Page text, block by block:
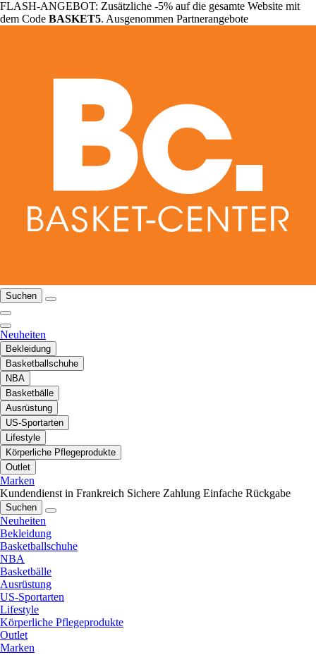
FLASH-ANGEBOT: Zusätzliche -5% auf die gesamte Website mit
dem Code BASKET5. Ausgenommen Partnerangebote
Suchen
Neuheiten
Bekleidung
Basketballschuhe
NBA
Basketbälle
Ausrüstung
US-Sportarten
Lifestyle
Körperliche Pflegeprodukte
Outlet
Marken
Kundendienst in Frankreich Sichere Zahlung Einfache Rückgabe
Suchen
Neuheiten
Bekleidung
Basketballschuhe
NBA
Basketbälle
Ausrüstung
US-Sportarten
Lifestyle
Körperliche Pflegeprodukte
Outlet
Marken